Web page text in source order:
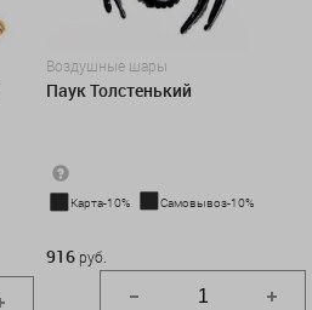
Воздушные шары
Паук Толстенький
Карта-10% Самовывоз-10%
916 руб.